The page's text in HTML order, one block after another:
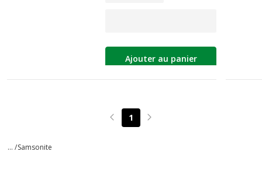
Ajouter au panier
Page précédente
1 Page suivante
... /Samsonite